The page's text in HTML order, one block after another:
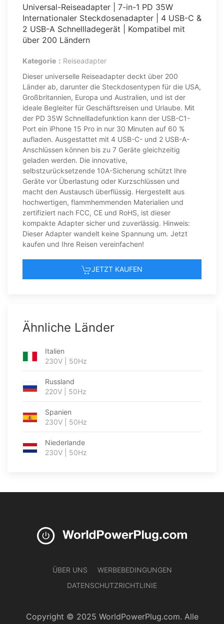
Universal-Reiseadapter | 7-in-1 PD 35W
Internationaler Steckdosenadapter | 4 USB-C &
2 USB-A Schnellladegerät | Kompatibel mit
über 200 Ländern
Kategorie： Reiseadapter
Dieser universelle Reiseadapter deckt über 200
Länder ab, darunter die Steckdosentypen für die USA,
Großbritannien, Europa und Australien, und ist der
ideale Begleiter für Geschäftsreisen und Urlaube. Mit
der PD 35W Schnellladefunktion kann der USB-C1-
Port ein iPhone 15 Pro in nur 30 Minuten auf 60 %
aufladen. Ausgestattet mit 4 USB-C- und 2 USB-A-
Anschlüssen können bis zu 7 Geräte gleichzeitig
geladen werden. Die innovative,
selbstzurücksetzende 10A-Sicherung schützt Ihre
Geräte vor Überlastung oder Kurzschlüssen und
macht den Austausch überflüssig. Hergestellt aus
hochwertigen, flammhemmenden Materialien und
zertifiziert nach FCC, CE und RoHS, ist dieser
kompakte Adapter sicher und zuverlässig. Hinweis:
Dieser Adapter wandelt keine Spannung um. Jetzt
kaufen und Ihre Reisen vereinfachen!
JETZT KAUFEN
Ähnliche Länder
Italien
230V | 50Hz
Russland
220V | 50Hz
Spanien
230V | 50Hz
Niederlande
230V | 50Hz
ÜBER UNS
WERBEBEDINGUNGEN
DATENSCHUTZRICHTLINIE
Copyright © 2025 WorldPowerPlug.com. Alle